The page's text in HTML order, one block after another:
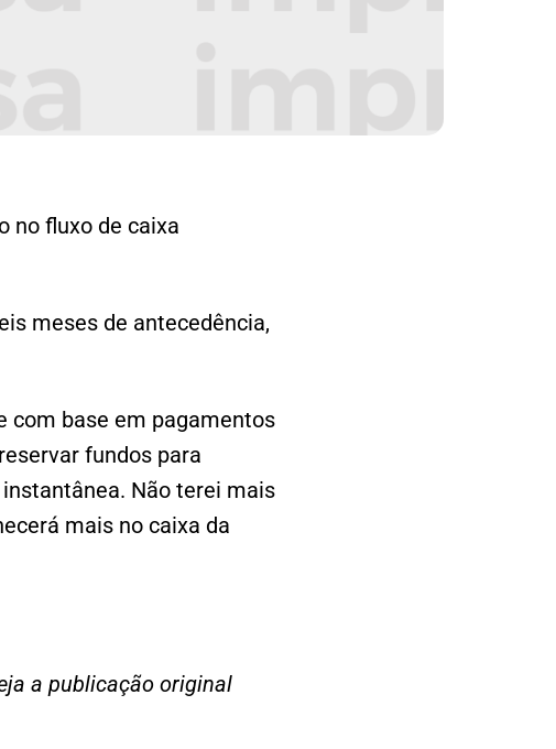
no fluxo de caixa
meses de antecedência,
com base em pagamentos
fundos para
Não terei mais
mais no caixa da
a publicação original